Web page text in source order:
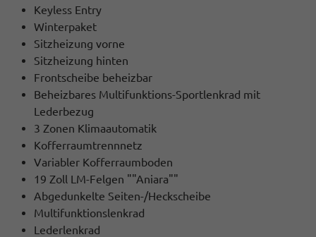
Keyless Entry
Winterpaket
Sitzheizung vorne
Sitzheizung hinten
Frontscheibe beheizbar
Beheizbares Multifunktions-Sportlenkrad mit
Lederbezug
3 Zonen Klimaautomatik
Kofferraumtrennnetz
Variabler Kofferraumboden
19 Zoll LM-Felgen ""Aniara""
Abgedunkelte Seiten-/Heckscheibe
Multifunktionslenkrad
Lederlenkrad